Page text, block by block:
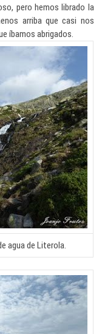
pero hemos librado la
arriba que casi nos
íbamos abrigados.
agua de Literola.